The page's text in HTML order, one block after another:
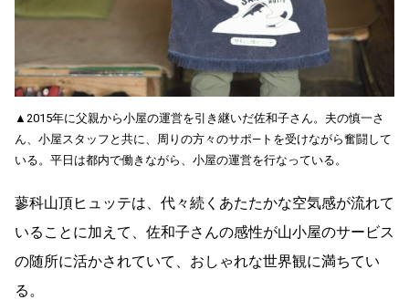
▲2015年に父親から小屋の運営を引き継いだ佐和子さん。夫の慎一さ
ん、小屋スタッフと共に、周りの方々のサポ―トを受けながら奮闘して
いる。平日は都内で働きながら、小屋の運営を行なっている。
蓼科山頂ヒュッテは、代々続くあたたかな空気感が流れて
いることに加えて、佐和子さんの感性が山小屋のサービス
の随所に活かされていて、おしゃれな世界観に満ちてい
る。